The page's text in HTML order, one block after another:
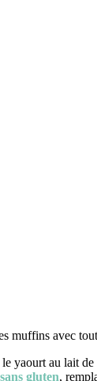
muffins avec
yaourt au lait
sans gluten,